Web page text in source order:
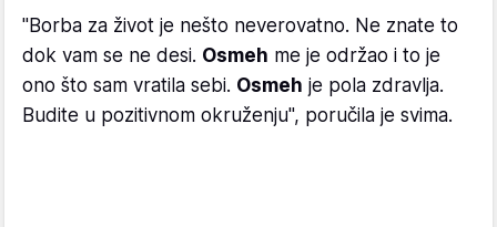
"Borba za život je nešto neverovatno. Ne znate to
dok vam se ne desi. Osmeh me je održao i to je
ono što sam vratila sebi. Osmeh je pola zdravlja.
Budite u pozitivnom okruženju", poručila je svima.